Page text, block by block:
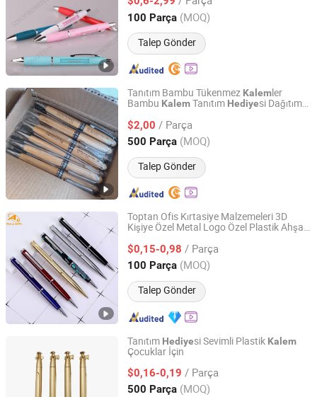
100 Parça (MOQ)
Talep Gönder
Zhejiang, China Fiyat 2005
Tanıtım Bambu Tükenmez Kalemler
Bambu KalemTanıtım Hediyesi Dağıtım
$2,00 / Parça
500 Parça (MOQ)
Talep Gönder
Anji Aixi Bamboo Industry Co., Ltd.
Zhejiang, China Fiyat 2010
Toptan Ofis Kırtasiye Malzemeleri 3D
Kişiye Özel Metal Logo Özel Plastik Ahşap
Lüks Şık TükenmezKalem
$0,15-0,98 / Parça
100 Parça (MOQ)
Talep Gönder
Dongguan AQ PINS&GIFTS CO.,LTD
Guangdong, China Fiyat 2010
Tanıtım Hediyesi Sevimli Plastik Kalem
Çocuklar İçin
$0,16-0,19 / Parça
500 Parça (MOQ)
Ningbo Becol Stationery & Gifts Co., Ltd.
Zhejiang, China Fiyat 2015